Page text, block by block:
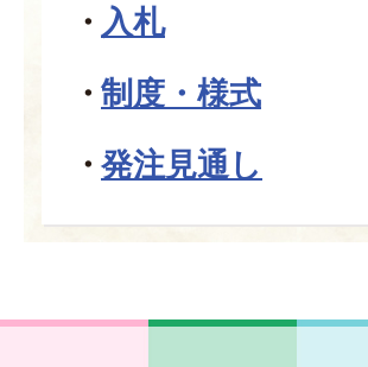
入札
制度・様式
発注見通し